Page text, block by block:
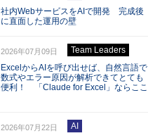
社内WebサービスをAIで開発 完成後
に直面した運用の壁
2026年07月09日
Team Leaders
ExcelからAIを呼び出せば、自然言語で
数式やエラー原因が解析できてとても
便利！ 「Claude for Excel」ならここ
2026年07月22日
AI